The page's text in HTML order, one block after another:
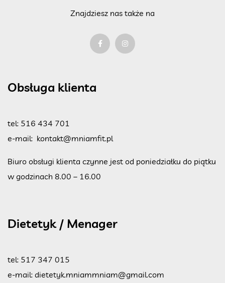
Znajdziesz nas także na
Obsługa klienta
tel: 516 434 701
e-mail: kontakt@mniamfit.pl
Biuro obsługi klienta czynne jest od poniedziałku do piątku
w godzinach 8.00 – 16.00
Dietetyk / Menager
tel: 517 347 015
e-mail: dietetyk.mniammniam@gmail.com